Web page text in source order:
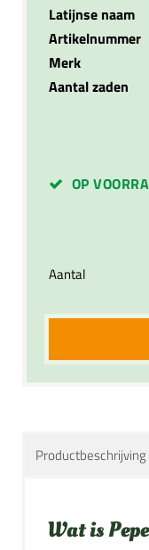
Latijnse naam
Artikelnummer
Merk
Aantal zaden
OP
Aantal
Productbeschrijving
Wat is